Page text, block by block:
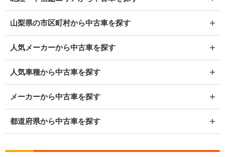
山梨県の市区町村から中古車を探す
人気メーカーから中古車を探す
人気車種から中古車を探す
メーカーから中古車を探す
都道府県から中古車を探す